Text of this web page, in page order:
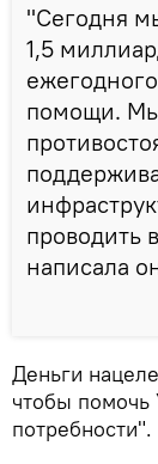
"Сегодня
1,5
помощи.
написала
Деньги
чтобы помочь
потребности".